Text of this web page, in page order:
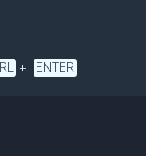
+ ENTER